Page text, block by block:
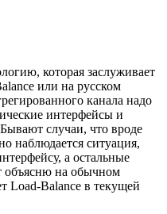
которая заслуживает
или на русском
канала надо
интерфейсы и
случаи, что вроде
наблюдается ситуация,
а остальные
объясню на обычном
Load-Balance в текущей